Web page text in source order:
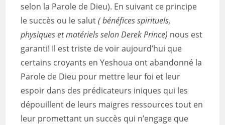
selon la Parole de Dieu). En suivant ce principe
le succès ou le salut( bénéfices spirituels,
physiques et matériels selon Derek Prince) nous est
garanti! Il est triste de voir aujourd’hui que
certains croyants en Yeshoua ont abandonné la
Parole de Dieu pour mettre leur foi et leur
espoir dans des prédicateurs iniques qui les
dépouillent de leurs maigres ressources tout en
leur promettant un succès qui n’engage que